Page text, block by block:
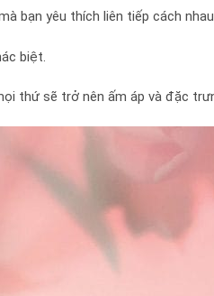
bạn yêu thích liên tiếp cách
biệt.
thứ sẽ trở nên ấm áp và đặc